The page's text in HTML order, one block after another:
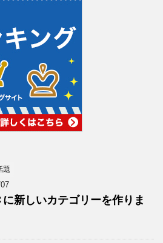
題
に新しいカテゴリーを作りま